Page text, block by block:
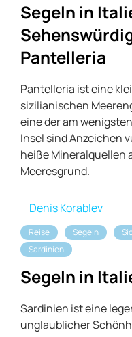
Segeln in
Pantelleria
Pantelleria ist eine
sizilianischen
eine der am
Insel sind Anzeichen
heiße Mineralquellen
Meeresgrund.
Denis Korablev
Reise Segeln
Sardinien
Segeln in
Sardinien ist eine
unglaublicher